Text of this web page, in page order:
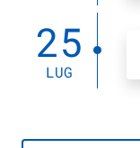
25
LUG